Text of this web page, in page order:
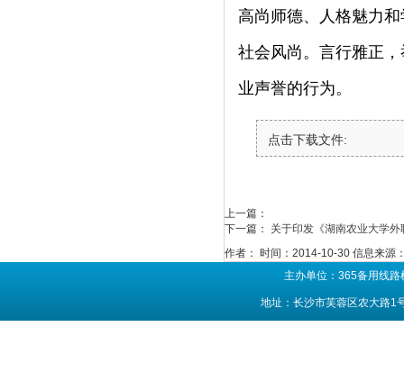
高尚师德、人格魅力
社会风尚。言行雅正
业声誉的行为。
点击下载文件:
上一篇：
下一篇： 关于印发《湖南农业大学
作者：
时间：2014-10-30 信息来源
主办单位：365备用线
地址：长沙市芙蓉区农大路